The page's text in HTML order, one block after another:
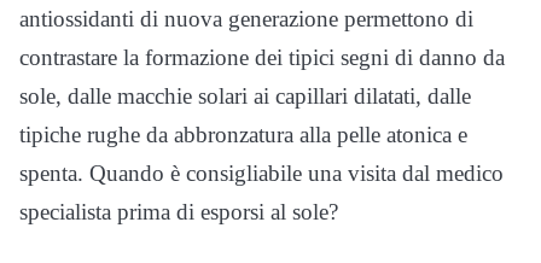
antiossidanti di nuova generazione permettono di
contrastare la formazione dei tipici segni di danno da
sole, dalle macchie solari ai capillari dilatati, dalle
tipiche rughe da abbronzatura alla pelle atonica e
spenta. Quando è consigliabile una visita dal medico
specialista prima di esporsi al sole?